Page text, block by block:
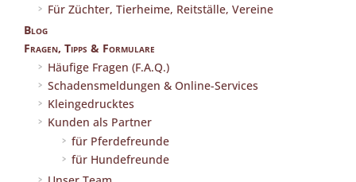
Für Züchter, Tierheime, Reitställe, Vereine
Blog
Fragen, Tipps & Formulare
Häufige Fragen (F.A.Q.)
Schadensmeldungen & Online-Services
Kleingedrucktes
Kunden als Partner
für Pferdefreunde
für Hundefreunde